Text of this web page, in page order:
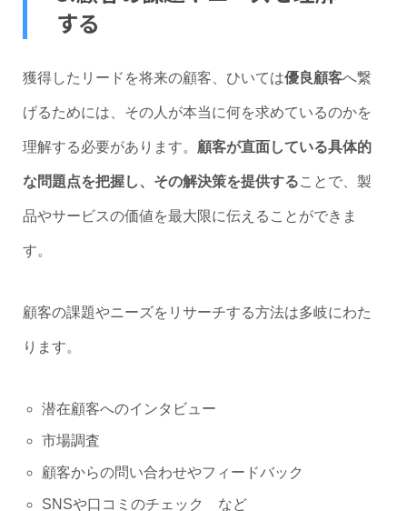
する
獲得したリードを将来の顧客、ひいては優良顧客へ繋
げるためには、その人が本当に何を求めているのかを
理解する必要があります。 顧客が直面している具体的
な問題点を把握し、その解決策を提供することで、製
品やサービスの価値を最大限に伝えることができま
す。
顧客の課題やニーズをリサーチする方法は多岐にわた
ります。
潜在顧客へのインタビュー
市場調査
顧客からの問い合わせやフィードバック
SNSや口コミのチェック など